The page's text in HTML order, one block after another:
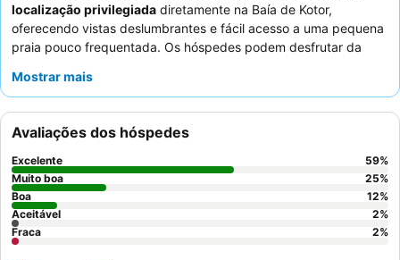
localização privilegiada diretamente na Baía de Kotor,
oferecendo vistas deslumbrantes e fácil acesso a uma pequena
praia pouco frequentada. Os hóspedes podem desfrutar da
funcionários e o serviço
deliciosas opções de almoço e jantar disponíveis no restaurante.
Para a melhor experiência, considere solicitar um quarto com
varandapara apreciar plenamente as pitorescas vistas da baía.
Mostrar mais
Avaliações dos hóspedes
Excelente 59%
Muito boa
25%
Boa
12%
Aceitável
2%
Fraca
2%